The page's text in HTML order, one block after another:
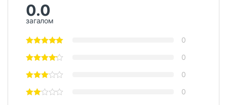
0.0
загалом
0
0
0
0